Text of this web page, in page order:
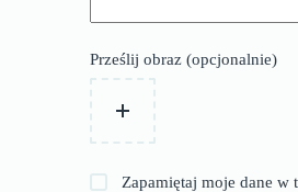
Prześlij obraz (opcjonalnie)
Zapamiętaj moje dane w